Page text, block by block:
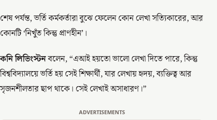
শেষ পর্যন্ত, ভর্তি কর্মকর্তারা বুঝে ফেলেন কোন লেখা সত্যিকারের, আর
কোনটি ‘নিখুঁত কিন্তু প্রাণহীন’।
কনি লিভিংস্টনবলেন, “এআই হয়তো ভালো লেখা দিতে পারে, কিন্তু
বিশ্ববিদ্যালয়ে ভর্তি হয় সেই শিক্ষার্থী, যার লেখায় হৃদয়, ব্যক্তিত্ব আর
সৃজনশীলতার ছাপ থাকে। সেই লেখাই অসাধারণ।”
ADVERTISEMENTS